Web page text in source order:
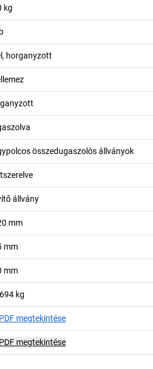
kg
horganyzott
összedugaszolós állványok
állvány
mm
mm
mm
kg
PDF megtekintése
PDF megtekintése